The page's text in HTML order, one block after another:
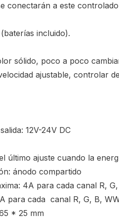
conectarán a este
incluido).
sólido, poco a poco
ajustable, controlar
12V-24V DC
último ajuste cuando la
ánodo compartido
4A para cada canal R,
para cada canal R, G, B,
* 25 mm